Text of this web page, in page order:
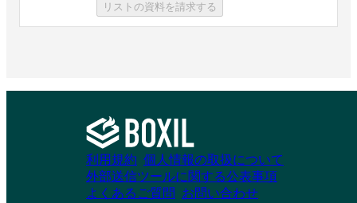
築
Stella Research &
リストの資料を請求する
利用規約 個人情報の取扱について
外部送信ツールに関する公表事項
よくあるご質問
お問い合わせ